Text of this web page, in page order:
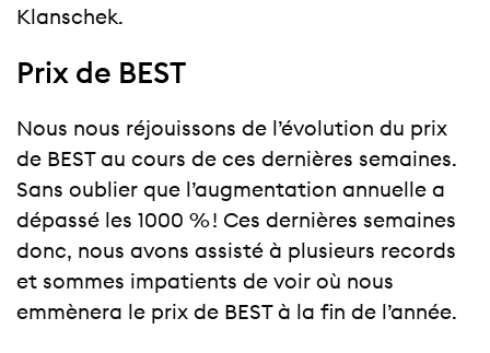
Klanschek.
Prix de BEST
Nous nous réjouissons de l’évolution du prix
de BEST au cours de ces dernières semaines.
Sans oublier que l’augmentation annuelle a
dépassé les 1000 % ! Ces dernières semaines
donc, nous avons assisté à plusieurs records
et sommes impatients de voir où nous
emmènera le prix de BEST à la fin de l’année.